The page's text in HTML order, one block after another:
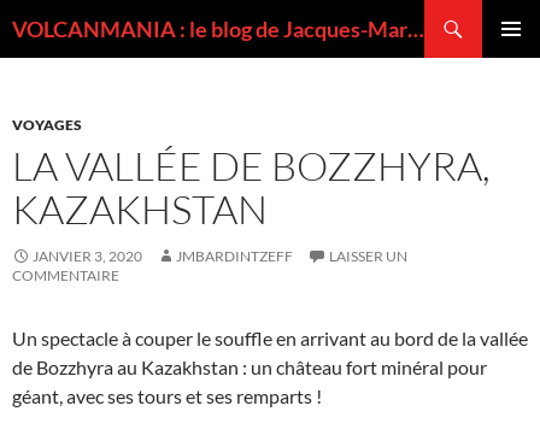
VOLCANMANIA : le blog de Jacques-Marie BARDINTZEFF, volcanologue
VOYAGES
LA VALLÉE DE BOZZHYRA,
KAZAKHSTAN
JANVIER 3, 2020 JMBARDINTZEFF
LAISSER UN
COMMENTAIRE
Un spectacle à couper le souffle en arrivant au bord de la vallée
de Bozzhyra au Kazakhstan : un château fort minéral pour
géant, avec ses tours et ses remparts !